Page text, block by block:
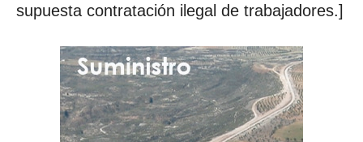
supuesta contratación ilegal de trabajadores.]